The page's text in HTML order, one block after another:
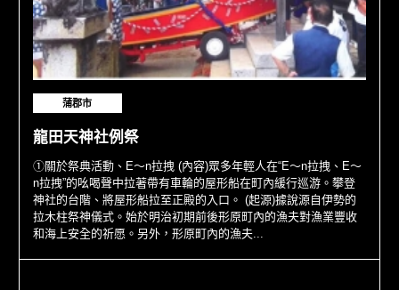
蒲郡市
龍田天神社例祭
①關於祭典活動、E～n拉拽 (內容)眾多年輕人在“E～n拉拽、E～
n拉拽”的吆喝聲中拉著帶有車輪的屋形船在町內緩行巡游。攀登
神社的台階、將屋形船拉至正殿的入口。 (起源)據說源自伊勢的
拉木柱祭神儀式。始於明治初期前後形原町內的漁夫對漁業豐收
和海上安全的祈愿。另外，形原町內的漁夫...